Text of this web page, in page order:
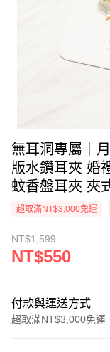
無耳洞專屬｜
版水鑽耳夾 婚
蚊香盤耳夾 夾
超取滿NT$3,000免運
NT$1,599
NT$550
付款與運送方式
超取滿NT$3,000免運